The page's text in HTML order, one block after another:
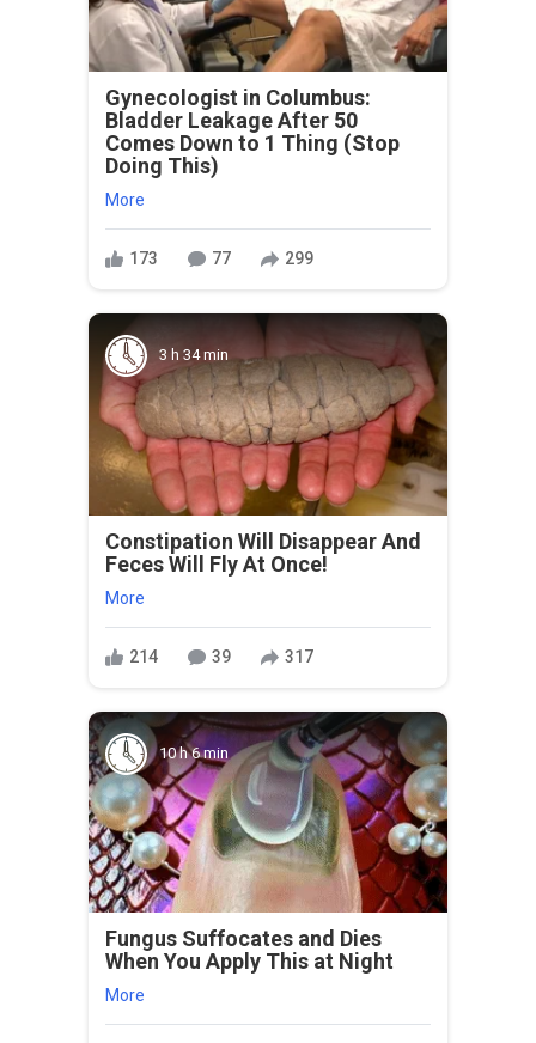
Gynecologist in Columbus:
Bladder Leakage After 50
Comes Down to 1 Thing (Stop
Doing This)
More
173 77 299
3 h 34 min
Constipation Will Disappear And
Feces Will Fly At Once!
More
214 39 317
10 h 6 min
Fungus Suffocates and Dies
When You Apply This at Night
More